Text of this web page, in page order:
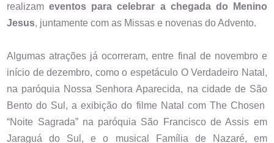
realizameventos para celebrar a chegada do Menino
Jesus, juntamente com as Missas e novenas do Advento.
Algumas atrações já ocorreram, entre final de novembro e
início de dezembro, como o espetáculo O Verdadeiro Natal,
na paróquia Nossa Senhora Aparecida, na cidade de São
Bento do Sul, a exibição do filme Natal com The Chosen
“Noite Sagrada” na paróquia São Francisco de Assis em
Jaraguá do Sul, e o musical Família de Nazaré, em